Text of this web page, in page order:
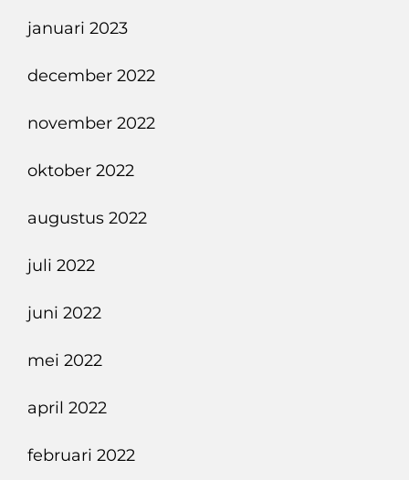
januari 2023
december 2022
november 2022
oktober 2022
augustus 2022
juli 2022
juni 2022
mei 2022
april 2022
februari 2022